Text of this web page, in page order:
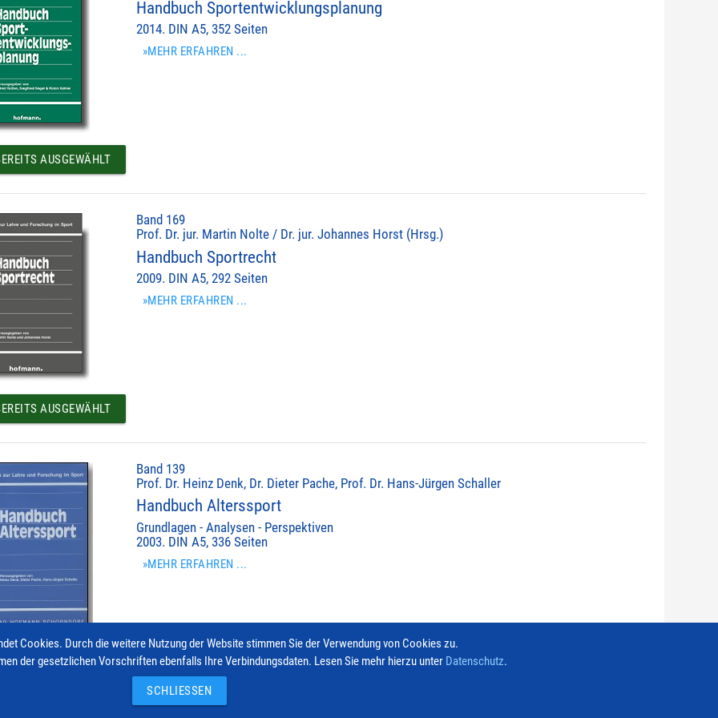
Handbuch Sportentwicklungsplanung
2014. DIN A5, 352 Seiten
»MEHR ERFAHREN ...
AUSGEWÄHLT
Band 169
Prof. Dr. jur. Martin Nolte / Dr. jur. Johannes Horst (Hrsg.)
Handbuch Sportrecht
2009. DIN A5, 292 Seiten
»MEHR ERFAHREN ...
AUSGEWÄHLT
Band 139
Prof. Dr. Heinz Denk, Dr. Dieter Pache, Prof. Dr. Hans-Jürgen Schaller
Handbuch Alterssport
Grundlagen - Analysen - Perspektiven
2003. DIN A5, 336 Seiten
»MEHR ERFAHREN ...
AUSGEWÄHLT
© 2026 Hofmann-Verlag
Cookies. Durch die weitere Nutzung der Website stimmen Sie der Verwendung von Cookies zu.
der gesetzlichen Vorschriften ebenfalls Ihre Verbindungsdaten. Lesen Sie mehr hierzu unter Datenschutz.
SCHLIESSEN